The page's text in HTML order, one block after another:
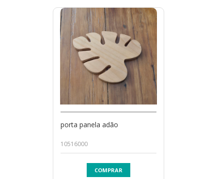
porta panela adão
10516000
COMPRAR